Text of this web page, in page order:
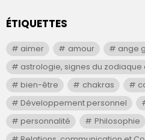
ÉTIQUETTES
aimer amour
ange
astrologie, signes du
bien-être
chakras
Développement personnel
personnalité
Philosophie